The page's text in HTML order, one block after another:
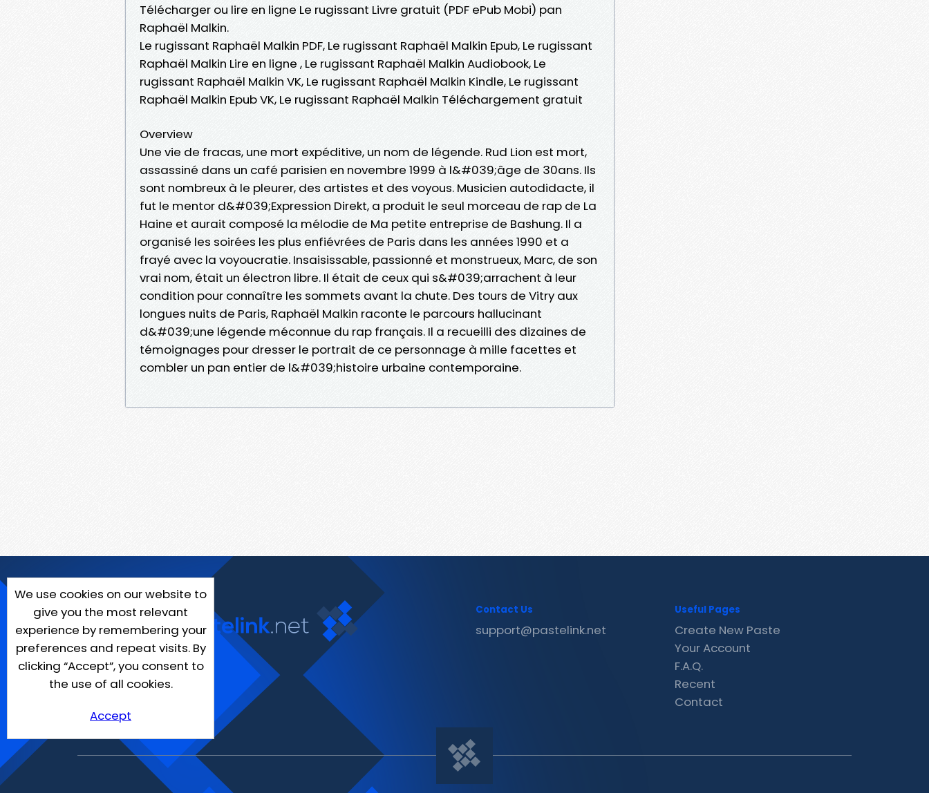
Télécharger ou lire en ligne Le rugissant Livre gratuit (PDF ePub Mobi) pan
Raphaël Malkin.
Le rugissant Raphaël Malkin PDF, Le rugissant Raphaël Malkin Epub, Le rugissant
Raphaël Malkin Lire en ligne , Le rugissant Raphaël Malkin Audiobook, Le
rugissant Raphaël Malkin VK, Le rugissant Raphaël Malkin Kindle, Le rugissant
Raphaël Malkin Epub VK, Le rugissant Raphaël Malkin Téléchargement gratuit
Overview
Une vie de fracas, une mort expéditive, un nom de légende. Rud Lion est mort,
assassiné dans un café parisien en novembre 1999 à l&#039;âge de 30ans. Ils
sont nombreux à le pleurer, des artistes et des voyous. Musicien autodidacte, il
fut le mentor d&#039;Expression Direkt, a produit le seul morceau de rap de La
Haine et aurait composé la mélodie de Ma petite entreprise de Bashung. Il a
organisé les soirées les plus enfiévrées de Paris dans les années 1990 et a
frayé avec la voyoucratie. Insaisissable, passionné et monstrueux, Marc, de son
vrai nom, était un électron libre. Il était de ceux qui s&#039;arrachent à leur
condition pour connaître les sommets avant la chute. Des tours de Vitry aux
longues nuits de Paris, Raphaël Malkin raconte le parcours hallucinant
d&#039;une légende méconnue du rap français. Il a recueilli des dizaines de
témoignages pour dresser le portrait de ce personnage à mille facettes et
combler un pan entier de l&#039;histoire urbaine contemporaine.
We use cookies on our website to
give you the most relevant
experience by remembering your
preferences and repeat visits. By
clicking “Accept”, you consent to
the use of all cookies.
Accept
Contact Us
support@pastelink.net
Useful Pages
Create New Paste
Your Account
F.A.Q.
Recent
Contact